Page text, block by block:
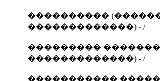
����������
�������������) - /
���������
�������������) - /
�����������